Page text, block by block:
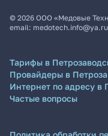
© 2026 ООО «Медовые
email: medotech.info@ya.ru
Тарифы в
Провайдеры в
Интернет по адресу в
Частые вопросы